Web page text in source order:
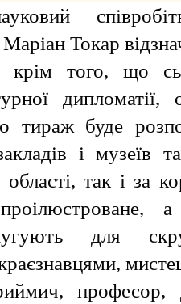
Токар
крім того, що
тираж буде
і музеїв
так і за
для
професор,